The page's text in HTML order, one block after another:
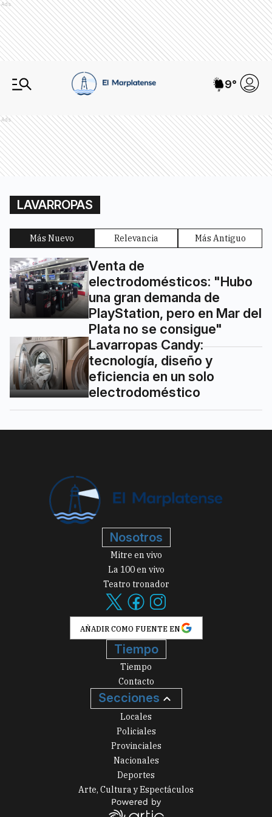
Ads
9°
Ads
LAVARROPAS
Más Nuevo Relevancia Más Antiguo
Venta de
electrodomésticos: "Hubo
una gran demanda de
PlayStation, pero en Mar del
Plata no se consigue"
Lavarropas Candy:
tecnología, diseño y
eficiencia en un solo
electrodoméstico
Nosotros
Mitre en vivo
La 100 en vivo
Teatro tronador
AÑADIR COMO FUENTE EN
Tiempo
Tiempo
Contacto
Secciones
Locales
Policiales
Provinciales
Nacionales
Deportes
Arte, Cultura y Espectáculos